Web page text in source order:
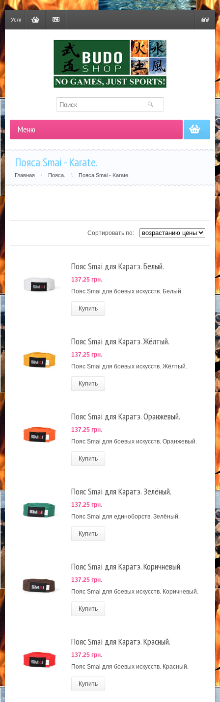
Гривна
Условия
Меню
Пояса Smai - Karate.
Главная \ Пояса. \ Пояса Smai - Karate.
Сортировать по:
Пояс Smai для Каратэ. Белый.
137.25 грн.
Пояс Smai для боевых искусств. Белый.
Купить
Пояс Smai для Каратэ. Жёлтый.
137.25 грн.
Пояс Smai для боевых искусств. Жёлтый.
Купить
Пояс Smai для Каратэ. Оранжевый.
137.25 грн.
Пояс Smai для боевых искусств. Оранжевый.
Купить
Пояс Smai для Каратэ. Зелёный.
137.25 грн.
Пояс Smai для единоборств. Зелёный.
Купить
Пояс Smai для Каратэ. Коричневый.
137.25 грн.
Пояс Smai для боевых искусств. Коричневый.
Купить
Пояс Smai для Каратэ. Красный.
137.25 грн.
Пояс Smai для боевых искусств. Красный.
Купить